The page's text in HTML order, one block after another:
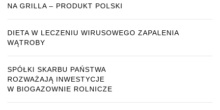
NA GRILLA – PRODUKT POLSKI
DIETA W LECZENIU WIRUSOWEGO ZAPALENIA
WĄTROBY
SPÓŁKI SKARBU PAŃSTWA
ROZWAŻAJĄ INWESTYCJE
W BIOGAZOWNIE ROLNICZE